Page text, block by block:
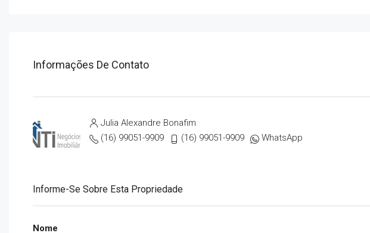
Informações De Contato
Julia Alexandre Bonafim
(16) 99051-9909
(16) 99051-9909 WhatsApp
Informe-Se Sobre Esta Propriedade
Nome